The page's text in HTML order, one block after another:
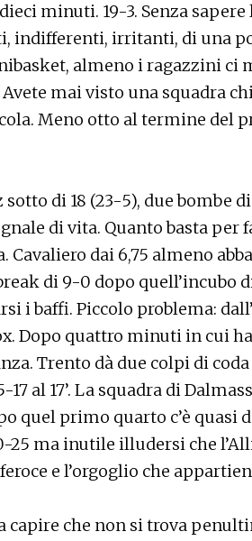
minuti. 19-3. Senza sapere
indifferenti, irritanti, di una
almeno i ragazzini ci
mai visto una squadra
Meno otto al termine del
sotto di 18 (23-5), due bombe
di vita. Quanto basta
Cavaliero dai 6,75 almeno
di 9-0 dopo quell’incubo
i baffi. Piccolo problema:
Dopo quattro minuti in cui
Trento dà due colpi di
17 al 17’. La squadra di
quel primo quarto c’è quasi
25 ma inutile illudersi che
e l’orgoglio che
capire che non si trova